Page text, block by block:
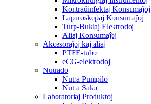
Kontraŭinfektaj Konsumaĵoj
Laparoskopaj Konsumaĵoj
Turp-Buklaj Elektrodoj
Aliaj Konsumaĵoj
Akcesoraĵoj kaj aliaj
PTFE-tubo
eCG-elektrodoj
Nutrado
Nutra Pumpilo
Nutra Sako
Laboratoriaj Produktoj